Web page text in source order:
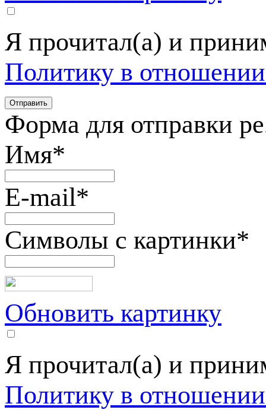
Я прочитал(а) и
Политику в
Форма для отправки
Имя*
E-mail*
Символы с картинки*
Обновить картинку
Я прочитал(а) и
Политику в